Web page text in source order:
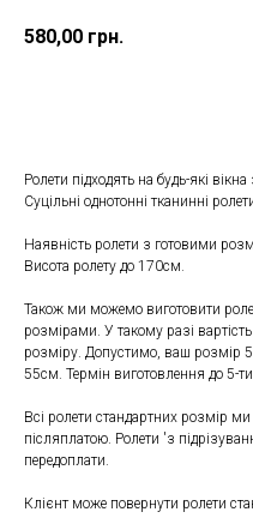
580,00 грн.
Ролети підходять на будь-які
Суцільні однотонні тканинні
Наявність ролети з готовими
Висота ролету до 170см.
Також ми можемо виготовити
розмірами. У такому разі
розміру. Допустимо, ваш
55см. Термін виготовлення до 5-
Всі ролети стандартних розмір
післяплатою. Ролети 'з
передоплати.
Клієнт може повернути ролети